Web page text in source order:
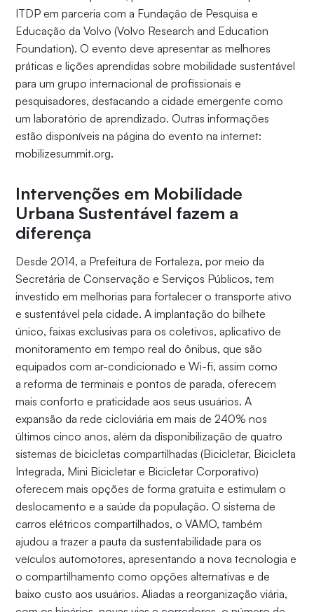
ITDP em parceria com a Fundação de Pesquisa e
Educação da Volvo (Volvo Research and Education
Foundation). O evento deve apresentar as melhores
práticas e lições aprendidas sobre mobilidade sustentável
para um grupo internacional de profissionais e
pesquisadores, destacando a cidade emergente como
um laboratório de aprendizado. Outras informações
estão disponíveis na página do evento na internet:
mobilizesummit.org.
Intervenções em Mobilidade
Urbana Sustentável fazem a
diferença
Desde 2014, a Prefeitura de Fortaleza, por meio da
Secretária de Conservação e Serviços Públicos, tem
investido em melhorias para fortalecer o transporte ativo
e sustentável pela cidade. A implantação do bilhete
único, faixas exclusivas para os coletivos, aplicativo de
monitoramento em tempo real do ônibus, que são
equipados com ar-condicionado e Wi-fi, assim como
a reforma de terminais e pontos de parada, oferecem
mais conforto e praticidade aos seus usuários. A
expansão da rede cicloviária em mais de 240% nos
últimos cinco anos, além da disponibilização de quatro
sistemas de bicicletas compartilhadas (Bicicletar, Bicicleta
Integrada, Mini Bicicletar e Bicicletar Corporativo)
oferecem mais opções de forma gratuita e estimulam o
deslocamento e a saúde da população. O sistema de
carros elétricos compartilhados, o VAMO, também
ajudou a trazer a pauta da sustentabilidade para os
veículos automotores, apresentando a nova tecnologia e
o compartilhamento como opções alternativas e de
baixo custo aos usuários. Aliadas a reorganização viária,